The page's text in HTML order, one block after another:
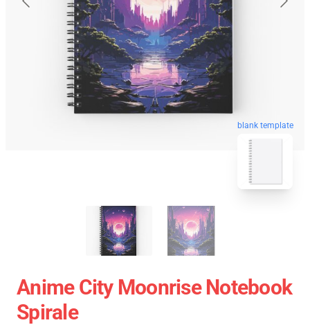
blank template
Anime City Moonrise Notebook
Spirale